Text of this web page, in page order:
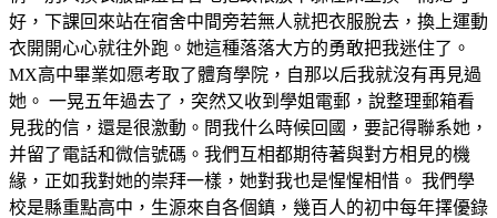
好，下課回來站在宿舍中間旁若無人就把衣服脫去，換上運動
衣開開心心就往外跑。她這種落落大方的勇敢把我迷住了。
MX高中畢業如愿考取了體育學院，自那以后我就沒有再見過
她。 一晃五年過去了，突然又收到學姐電郵，說整理郵箱看
見我的信，還是很激動。問我什么時候回國，要記得聯系她，
并留了電話和微信號碼。我們互相都期待著與對方相見的機
緣，正如我對她的崇拜一樣，她對我也是惺惺相惜。 我們學
校是縣重點高中，生源來自各個鎮，幾百人的初中每年擇優錄